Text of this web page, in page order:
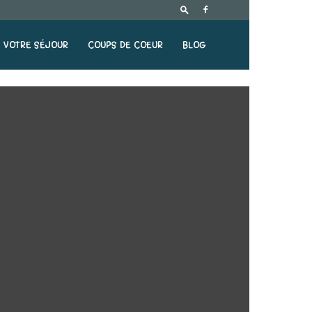
VOTRE SÉJOUR COUPS DE COEUR BLOG